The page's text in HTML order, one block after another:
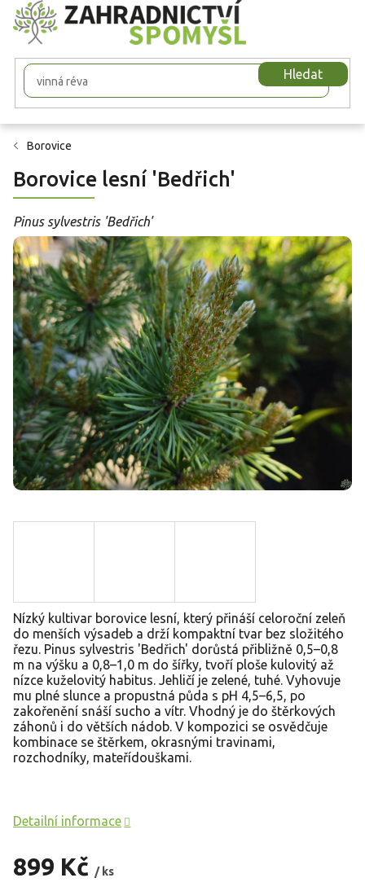
Přejít
na
obsah
Hledat
Borovice
Borovice lesní 'Bedřich'
Pinus sylvestris 'Bedřich'
899 Kč / ks
Nízký kultivar borovice lesní, který přináší celoroční zeleň
do menších výsadeb a drží kompaktní tvar bez složitého
řezu. Pinus sylvestris 'Bedřich' dorůstá přibližně 0,5–0,8
m na výšku a 0,8–1,0 m do šířky, tvoří ploše kulovitý až
nízce kuželovitý habitus. Jehličí je zelené, tuhé. Vyhovuje
mu plné slunce a propustná půda s pH 4,5–6,5, po
zakořenění snáší sucho a vítr. Vhodný je do štěrkových
záhonů i do větších nádob. V kompozici se osvědčuje
kombinace se štěrkem, okrasnými travinami,
rozchodníky, mateřídouškami.
Detailní informace